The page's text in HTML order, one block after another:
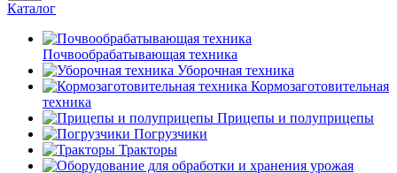
Каталог
Почвообрабатывающая техника
Уборочная техника
Кормозаготовительная
техника
Прицепы и полуприцепы
Погрузчики
Тракторы